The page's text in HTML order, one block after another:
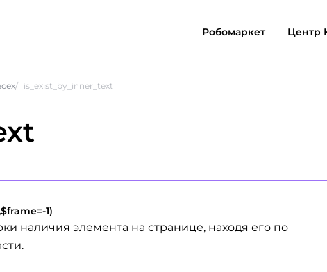
Робомаркет Центр
is_exist_by_inner_text
1)
наличия элемента на странице, находя его по